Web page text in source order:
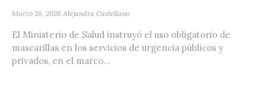
Marzo 26, 2026 Alejandra Castellano
El Ministerio de Salud instruyó el uso obligatorio de
mascarillas en los servicios de urgencia públicos y
privados, en el marco...